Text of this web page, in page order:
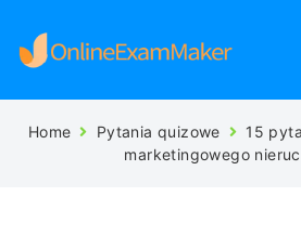
Home Pytania quizowe
15
marketingowego